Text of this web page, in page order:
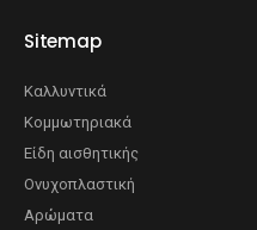
Sitemap
Καλλυντικά
Κομμωτηριακά
Είδη αισθητικής
Ονυχοπλαστική
Αρώματα